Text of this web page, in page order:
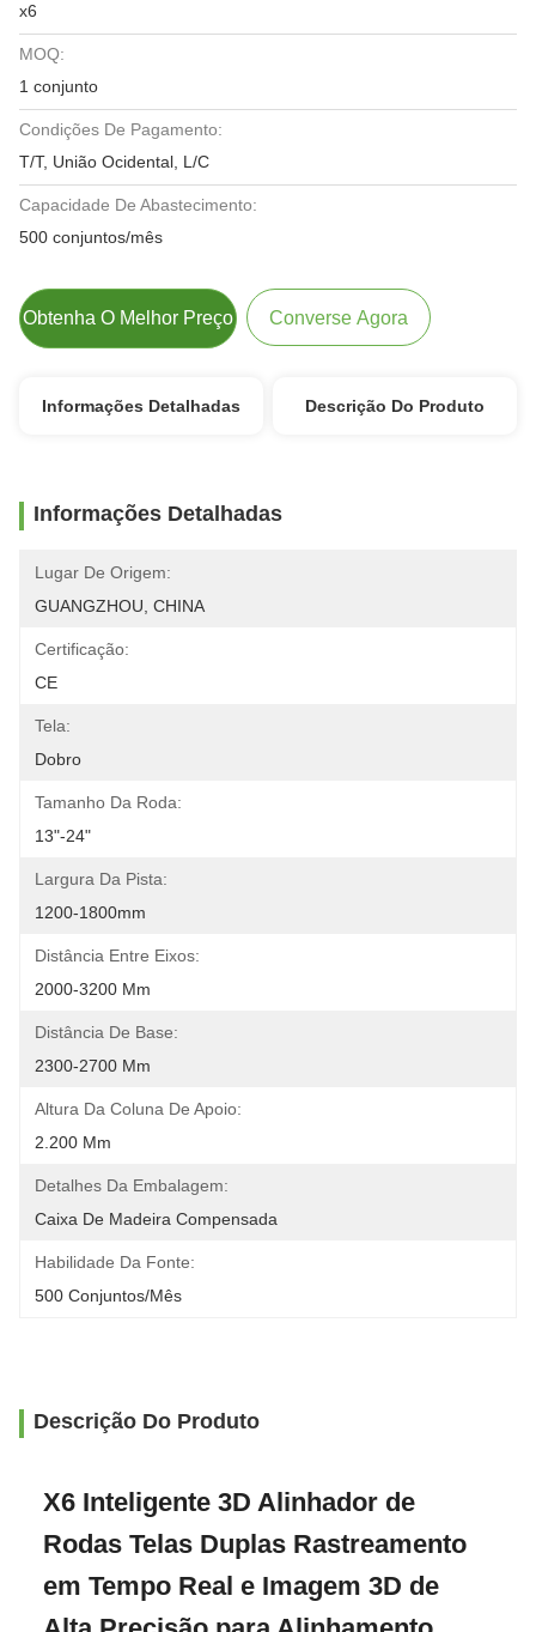
x6
MOQ:
1 conjunto
Condições De Pagamento:
T/T, União Ocidental, L/C
Capacidade De Abastecimento:
500 conjuntos/mês
Obtenha O Melhor Preço Converse Agora
Informações Detalhadas Descrição Do Produto
Informações Detalhadas
Lugar De Origem:
GUANGZHOU, CHINA
Certificação:
CE
Tela:
Dobro
Tamanho Da Roda:
13"-24"
Largura Da Pista:
1200-1800mm
Distância Entre Eixos:
2000-3200 Mm
Distância De Base:
2300-2700 Mm
Altura Da Coluna De Apoio:
2.200 Mm
Detalhes Da Embalagem:
Caixa De Madeira Compensada
Habilidade Da Fonte:
500 Conjuntos/mês
Descrição Do Produto
X6 Inteligente 3D Alinhador de
Rodas Telas Duplas Rastreamento
em Tempo Real e Imagem 3D de